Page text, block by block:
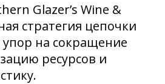
Glazer’s Wine &
стратегия цепочки
упор на сокращение
ресурсов и